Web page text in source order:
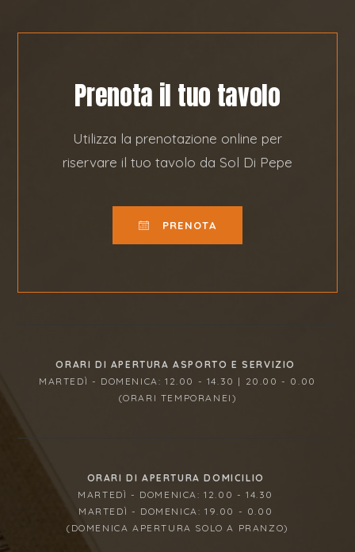
Prenota il tuo tavolo
Utilizza la prenotazione online per
riservare il tuo tavolo da Sol Di Pepe
PRENOTA
ORARI DI APERTURA ASPORTO E SERVIZIO
MARTEDÌ - DOMENICA: 12.00 - 14.30 | 20.00 - 0.00
(ORARI TEMPORANEI)
ORARI DI APERTURA DOMICILIO
MARTEDÌ - DOMENICA: 12.00 - 14.30
MARTEDÌ - DOMENICA: 19.00 - 0.00
(DOMENICA APERTURA SOLO A PRANZO)